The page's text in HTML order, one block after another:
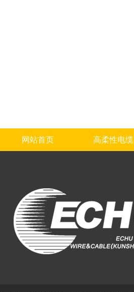
网站首页 高柔性电缆